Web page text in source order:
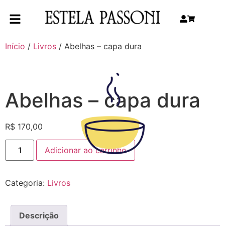
Início / Livros / Abelhas – capa dura
Abelhas – capa dura
R$ 170,00
Adicionar ao carrinho
Categoria: Livros
Descrição